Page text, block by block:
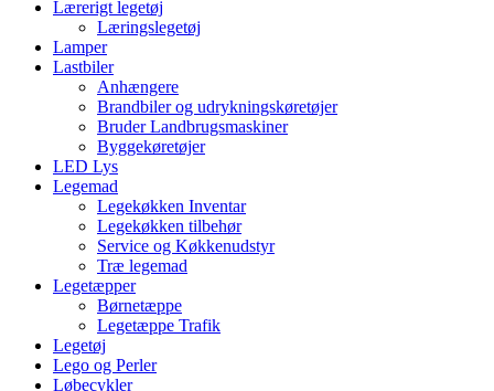
Lærerigt legetøj
Læringslegetøj
Lamper
Lastbiler
Anhængere
Brandbiler og udrykningskøretøjer
Bruder Landbrugsmaskiner
Byggekøretøjer
LED Lys
Legemad
Legekøkken Inventar
Legekøkken tilbehør
Service og Køkkenudstyr
Træ legemad
Legetæpper
Børnetæppe
Legetæppe Trafik
Legetøj
Lego og Perler
Løbecykler